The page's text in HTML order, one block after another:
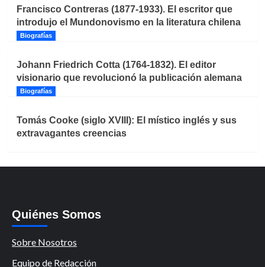
Francisco Contreras (1877-1933). El escritor que
introdujo el Mundonovismo en la literatura chilena
Biografías
Johann Friedrich Cotta (1764-1832). El editor
visionario que revolucionó la publicación alemana
Biografías
Tomás Cooke (siglo XVIII): El místico inglés y sus
extravagantes creencias
Quiénes Somos
Sobre Nosotros
Equipo de Redacción